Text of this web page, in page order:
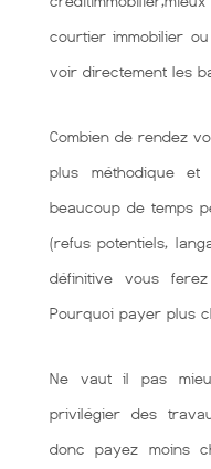
courtier immobilier
voir directement les
Combien de rendez
plus méthodique
beaucoup de temps
(refus potentiels,
définitive vous ferez
Pourquoi payer plus
Ne vaut il pas
privilégier des
donc payez moins